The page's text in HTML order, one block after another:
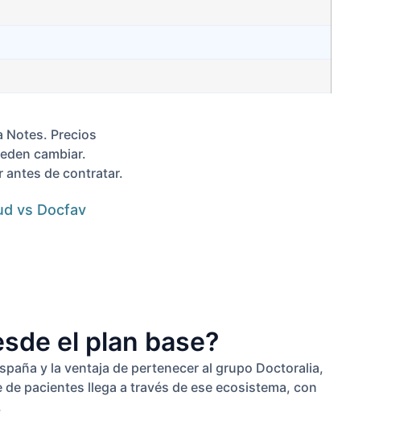
Notes. Precios
cambiar.
antes de contratar.
vs Docfav
el plan base?
y la ventaja de pertenecer al grupo Doctoralia,
pacientes llega a través de ese ecosistema, con